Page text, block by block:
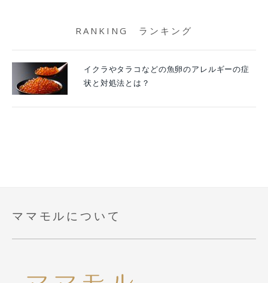
RANKING ランキング
イクラやタラコなどの魚卵のアレルギーの症
状と対処法とは？
ママモルについて